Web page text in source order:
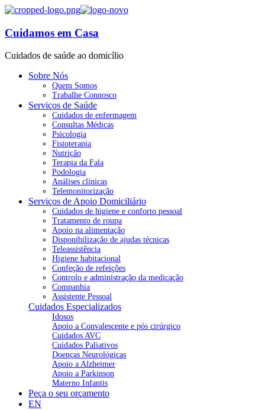
Cuidamos em Casa
Cuidados de saúde ao domicílio
Sobre Nós
Quem Somos
Trabalhe Connosco
Serviços de Saúde
Cuidados de enfermagem
Consultas Médicas
Psicologia
Fisioterapia
Nutrição
Terapia da Fala
Podologia
Análises clínicas
Telemonitorização
Serviços de Apoio Domiciliário
Cuidados de higiene e conforto pessoal
Tratamento de roupa
Apoio na alimentação
Disponibilização de ajudas técnicas
Teleassistência
Higiene habitacional
Confeção de refeições
Controlo e administração da medicação
Companhia
Assistente Pessoal
Cuidados Especializados
Idosos
Apoio a Convalescente e pós cirúrgico
Cuidados AVC
Cuidados Paliativos
Doenças Neurológicas
Apoio a Alzheimer
Apoio a Parkinson
Materno Infantis
Peça o seu orçamento
EN